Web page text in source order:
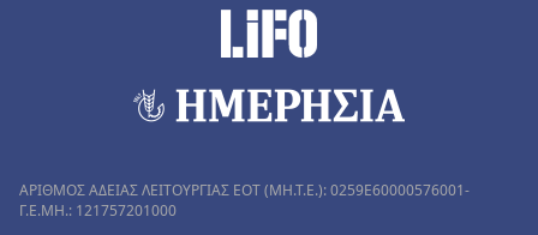
ΑΡΙΘΜΟΣ ΑΔΕΙΑΣ ΛΕΙΤΟΥΡΓΙΑΣ ΕΟΤ (MH.T.E.): 0259Ε60000576001-
Γ.Ε.ΜΗ.: 121757201000